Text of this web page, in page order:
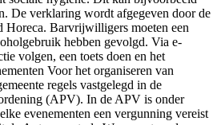
De verklaring wordt afgegeven door de
Horeca. Barvrijwilligers moeten een
hebben gevolgd. Via e-
volgen, een toets doen en het
Voor het organiseren van
regels vastgelegd in de
(APV). In de APV is onder
evenementen een vergunning vereist